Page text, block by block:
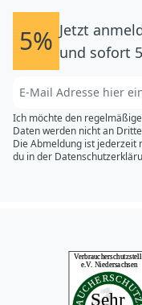
5% Jetzt
und sofort
Ich möchte den
Daten werden nicht an
Die Abmeldung ist
du in der